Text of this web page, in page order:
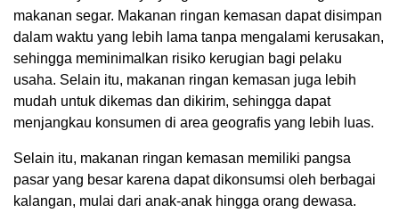
makanan segar. Makanan ringan kemasan dapat disimpan
dalam waktu yang lebih lama tanpa mengalami kerusakan,
sehingga meminimalkan risiko kerugian bagi pelaku
usaha. Selain itu, makanan ringan kemasan juga lebih
mudah untuk dikemas dan dikirim, sehingga dapat
menjangkau konsumen di area geografis yang lebih luas.
Selain itu, makanan ringan kemasan memiliki pangsa
pasar yang besar karena dapat dikonsumsi oleh berbagai
kalangan, mulai dari anak-anak hingga orang dewasa.